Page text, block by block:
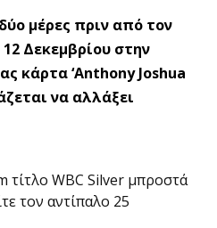
μέρες πριν από τον
Δεκεμβρίου στην
κάρτα ‘Anthony Joshua
να αλλάξει
τίτλο WBC Silver μπροστά
τον αντίπαλο 25